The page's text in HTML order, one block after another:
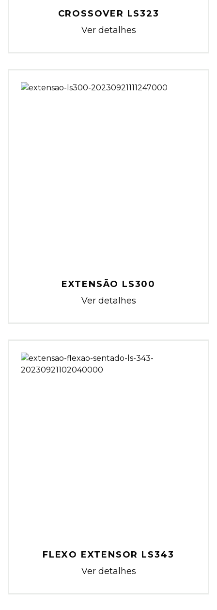
CROSSOVER LS323
Ver detalhes
EXTENSÃO LS300
Ver detalhes
FLEXO EXTENSOR LS343
Ver detalhes